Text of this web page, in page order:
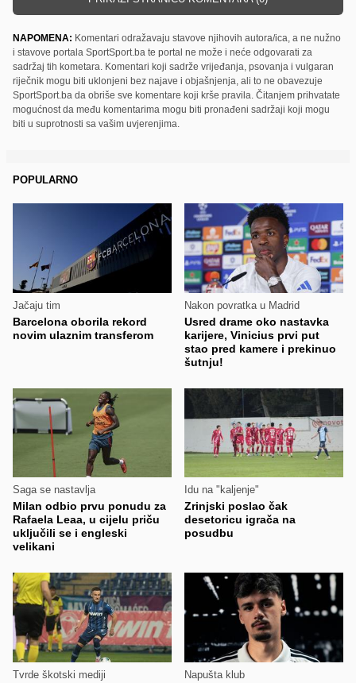
NAPOMENA: Komentari odražavaju stavove njihovih autora/ica, a ne nužno
i stavove portala SportSport.ba te portal ne može i neće odgovarati za
sadržaj tih kometara. Komentari koji sadrže vrijeđanja, psovanja i vulgaran
riječnik mogu biti uklonjeni bez najave i objašnjenja, ali to ne obavezuje
SportSport.ba da obriše sve komentare koji krše pravila. Čitanjem prihvatate
mogućnost da među komentarima mogu biti pronađeni sadržaji koji mogu
biti u suprotnosti sa vašim uvjerenjima.
POPULARNO
Jačaju tim
Barcelona oborila rekord
novim ulaznim transferom
Nakon povratka u Madrid
Usred drame oko nastavka
karijere, Vinicius prvi put
stao pred kamere i prekinuo
šutnju!
Saga se nastavlja
Milan odbio prvu ponudu za
Rafaela Leaa, u cijelu priču
uključili se i engleski
velikani
Idu na "kaljenje"
Zrinjski poslao čak
desetoricu igrača na
posudbu
Tvrde škotski mediji Napušta klub